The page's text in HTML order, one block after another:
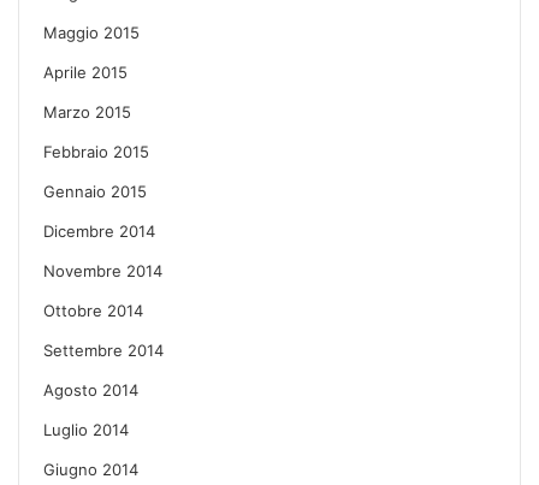
Maggio 2015
Aprile 2015
Marzo 2015
Febbraio 2015
Gennaio 2015
Dicembre 2014
Novembre 2014
Ottobre 2014
Settembre 2014
Agosto 2014
Luglio 2014
Giugno 2014